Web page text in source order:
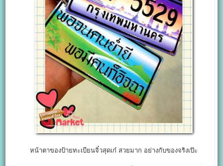
หน้าตาของป้ายทะเบียนจิ๋วสุดเก๋ สวยมาก อย่างกับของจริงเป๊ะ